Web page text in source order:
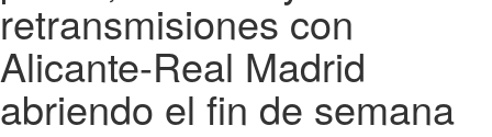
retransmisiones con
Alicante-Real Madrid
abriendo el fin de semana